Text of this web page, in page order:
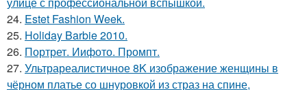
24. Estet Fashion Week.
25. Holiday Barbie 2010.
26. Портрет. Иифото. Промпт.
27. Ультрареалистичное 8K изображение женщины в
чёрном платье со шнуровкой из страз на спине,